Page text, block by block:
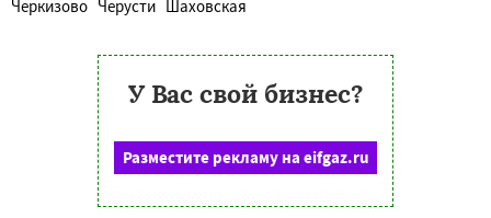
Черкизово Черусти Шаховская
У Вас свой бизнес?
Разместите рекламу на eifgaz.ru